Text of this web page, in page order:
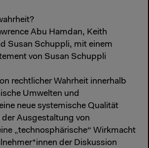
Abu Hamdan, Keith
Susan Schuppli, mit einem
von Susan Schuppli
rechtlicher Wahrheit innerhalb
Umwelten und
neue systemische Qualität
Ausgestaltung von
„technosphärische“ Wirkmacht
der Diskussion